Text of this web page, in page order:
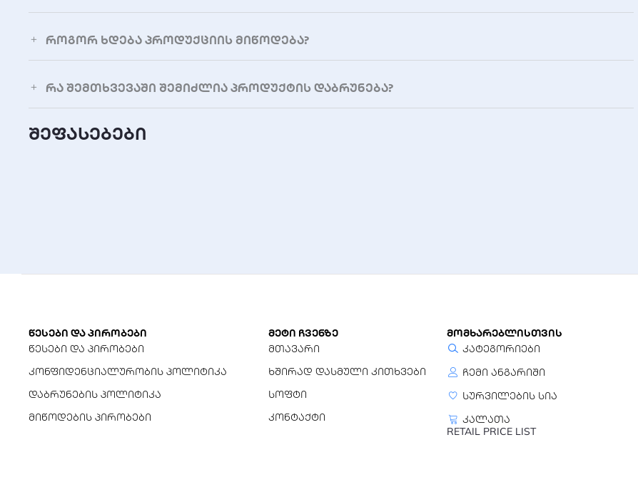
ზომები (სიმაღლე x სიგანე x სიღრმე)
ფერი შავი
როგორ ხდება პროდუქციის მიწოდება?
რა შემთხვევაში შემიძლია პროდუქტის დაბრუნება?
შეფასებები
წესები და პირობები
წესები და პირობები
კონფიდენციალურობის პოლიტიკა
დაბრუნების პოლიტიკა
მიწოდების პირობები
მეტი ჩვენზე
მთავარი
ხშირად დასმული კითხვები
სოფტი
კონტაქტი
მომხარებლისთვის
კატეგორიები
ჩემი ანგარიში
სურვილების სია
კალათა
RETAIL PRICE LIST